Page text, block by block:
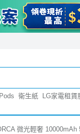
衛生紙 LG家電租賃
微光輕奢